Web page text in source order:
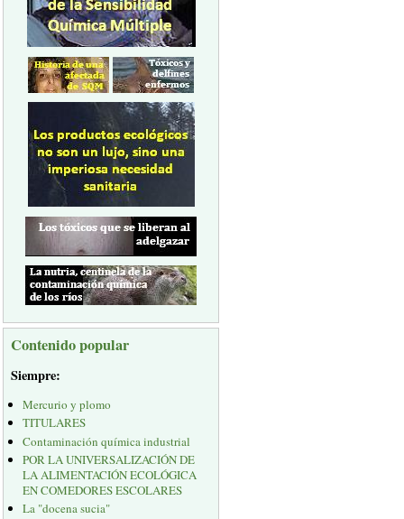
Contenido popular
Siempre:
Mercurio y plomo
TITULARES
Contaminación química industrial
POR LA UNIVERSALIZACIÓN DE
LA ALIMENTACIÓN ECOLÓGICA
EN COMEDORES ESCOLARES
La "docena sucia"